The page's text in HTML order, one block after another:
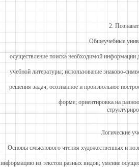
2.
Общеучебные
осуществление поиска необходимой информации
учебной литературы; использование знаково-
решения задач; осознанное и произвольное
форме; ориентировка на
Логические
Основы смыслового чтения художественных и
информацию из текстов разных видов; умение